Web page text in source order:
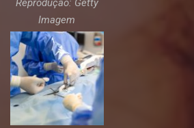
Reprodução: Getty
Imagem